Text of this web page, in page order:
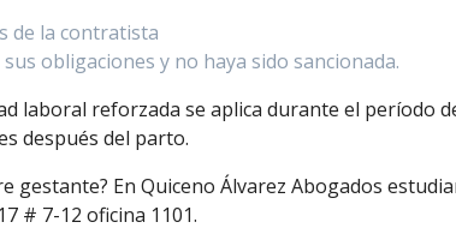
de la contratista
obligaciones y no haya sido sancionada.
laboral reforzada se aplica durante el período
después del parto.
En Quiceno Álvarez Abogados
# 7-12 oficina 1101.